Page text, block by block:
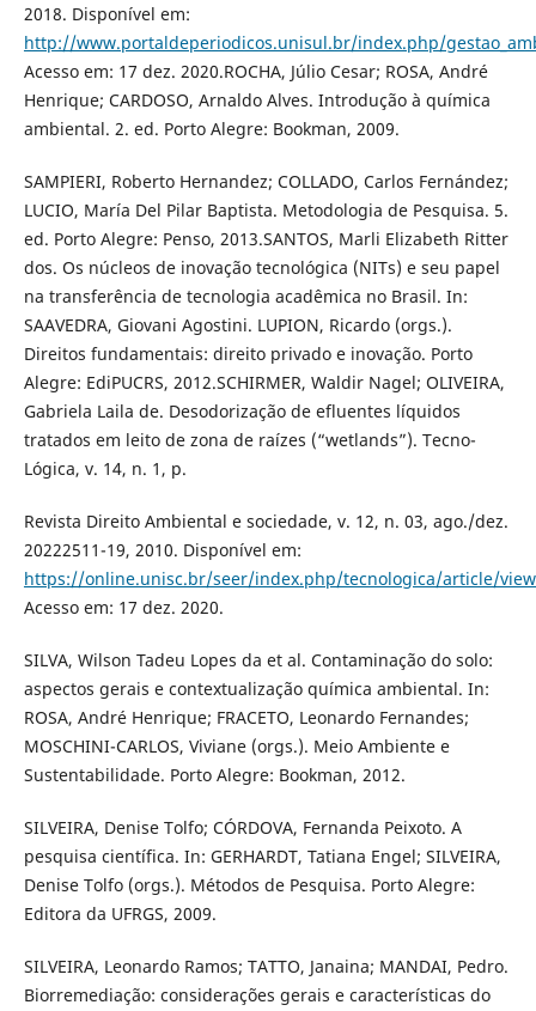
2018. Disponível em:
http://www.portaldeperiodicos.unisul.br/index.php/
Acesso em: 17 dez. 2020.ROCHA, Júlio Cesar; ROSA, André
Henrique; CARDOSO, Arnaldo Alves. Introdução à química
ambiental. 2. ed. Porto Alegre: Bookman, 2009.
SAMPIERI, Roberto Hernandez; COLLADO, Carlos Fernández;
LUCIO, María Del Pilar Baptista. Metodologia de Pesquisa. 5.
ed. Porto Alegre: Penso, 2013.SANTOS, Marli Elizabeth Ritter
dos. Os núcleos de inovação tecnológica (NITs) e seu papel
na transferência de tecnologia acadêmica no Brasil. In:
SAAVEDRA, Giovani Agostini. LUPION, Ricardo (orgs.).
Direitos fundamentais: direito privado e inovação. Porto
Alegre: EdiPUCRS, 2012.SCHIRMER, Waldir Nagel; OLIVEIRA,
Gabriela Laila de. Desodorização de efluentes líquidos
tratados em leito de zona de raízes (“wetlands”). Tecno-
Lógica, v. 14, n. 1, p.
Revista Direito Ambiental e sociedade, v. 12, n. 03, ago./dez.
20222511-19, 2010. Disponível em:
https://online.unisc.br/seer/index.php/tecnologica/article/
Acesso em: 17 dez. 2020.
SILVA, Wilson Tadeu Lopes da et al. Contaminação do solo:
aspectos gerais e contextualização química ambiental. In:
ROSA, André Henrique; FRACETO, Leonardo Fernandes;
MOSCHINI-CARLOS, Viviane (orgs.). Meio Ambiente e
Sustentabilidade. Porto Alegre: Bookman, 2012.
SILVEIRA, Denise Tolfo; CÓRDOVA, Fernanda Peixoto. A
pesquisa científica. In: GERHARDT, Tatiana Engel; SILVEIRA,
Denise Tolfo (orgs.). Métodos de Pesquisa. Porto Alegre:
Editora da UFRGS, 2009.
SILVEIRA, Leonardo Ramos; TATTO, Janaina; MANDAI, Pedro.
Biorremediação: considerações gerais e características do